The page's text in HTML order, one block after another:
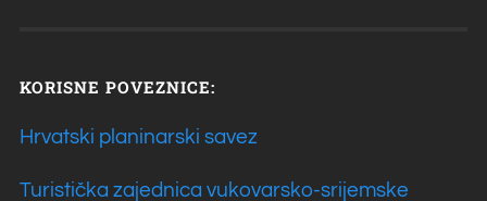
KORISNE POVEZNICE:
Hrvatski planinarski savez
Turistička zajednica vukovarsko-srijemske